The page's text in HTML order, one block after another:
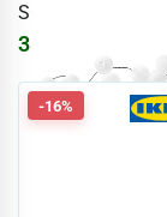
SOLARVET
3894
-16%